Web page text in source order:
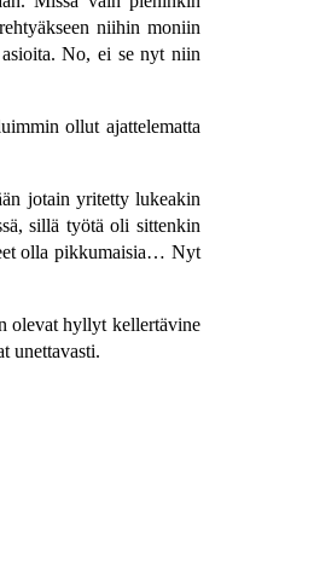
niihin moniin
No, ei se nyt niin
ollut ajattelematta
jotain yritetty lukeakin
sillä työtä oli sittenkin
olla pikkumaisia… Nyt
olevat hyllyt kellertävine
unettavasti.